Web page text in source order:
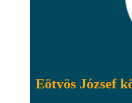
Eötvös József